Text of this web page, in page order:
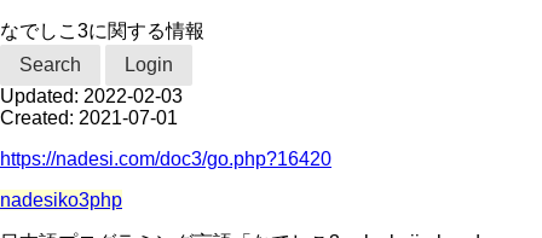
なでしこ3に関する情報
Search
Login
Updated: 2022-02-03
Created: 2021-07-01
https://nadesi.com/doc3/go.php?16420
nadesiko3php